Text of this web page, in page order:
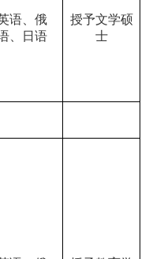
语、俄
、日语
授予文学硕
士